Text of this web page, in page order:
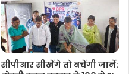
सीपीआर सीखेंगे तो बचेंगी जानें: